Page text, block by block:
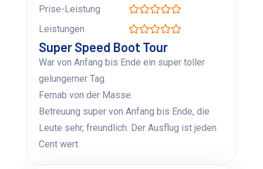
Prise-Leistung
Leistungen
Super Speed Boot Tour
War von Anfang bis Ende ein super toller
gelungerner Tag.
Fernab von der Masse.
Betreuung super von Anfang bis Ende, die
Leute sehr, freundlich. Der Ausflug ist jeden
Cent wert.